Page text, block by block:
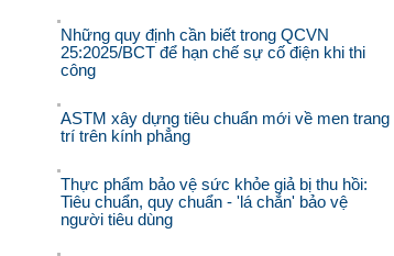
Những quy định cần biết trong QCVN
25:2025/BCT để hạn chế sự cố điện khi thi
công
ASTM xây dựng tiêu chuẩn mới về men trang
trí trên kính phẳng
Thực phẩm bảo vệ sức khỏe giả bị thu hồi:
Tiêu chuẩn, quy chuẩn - 'lá chắn' bảo vệ
người tiêu dùng